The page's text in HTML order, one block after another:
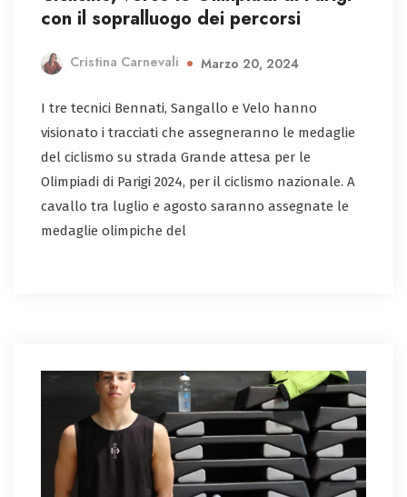
con il sopralluogo dei percorsi
Cristina Carnevali Marzo 20, 2024
I tre tecnici Bennati, Sangallo e Velo hanno
visionato i tracciati che assegneranno le medaglie
del ciclismo su strada Grande attesa per le
Olimpiadi di Parigi 2024, per il ciclismo nazionale. A
cavallo tra luglio e agosto saranno assegnate le
medaglie olimpiche del